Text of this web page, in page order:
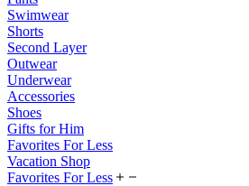
Swimwear
Shorts
Second Layer
Outwear
Underwear
Accessories
Shoes
Gifts for Him
Favorites For Less
Vacation Shop
Favorites For Less